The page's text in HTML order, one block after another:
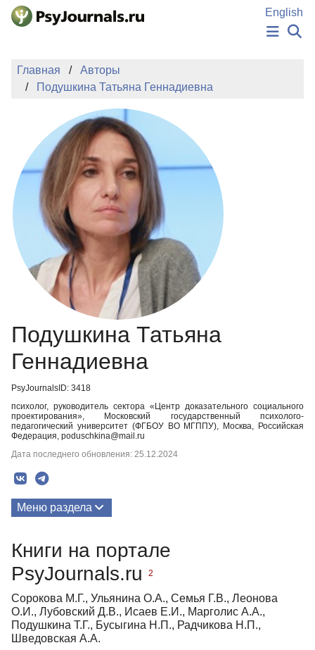
Перейти к основному содержанию
English
ИЗДАНИЯ
АВТОРЫ
ПОДАТЬ РУКОПИСЬ
БАЗА ЗНАНИЙ
КЛЮЧЕВЫЕ СЛОВА
Регистрация
Главная
Авторы
Подушкина Татьяна Геннадиевна
Подушкина Татьяна
Геннадиевна
PsyJournalsID: 3418
психолог, руководитель сектора «Центр доказательного социального
проектирования», Московский государственный психолого-
педагогический университет (ФГБОУ ВО МГППУ), Москва, Российская
Федерация, poduschkina@mail.ru
Дата последнего обновления: 25.12.2024
Меню раздела
Книги на портале
PsyJournals.ru
2
Сорокова М.Г., Ульянина О.А., Семья Г.В., Леонова
О.И., Лубовский Д.В., Исаев Е.И., Марголис А.А.,
Подушкина Т.Г., Бусыгина Н.П., Радчикова Н.П.,
Шведовская А.А.